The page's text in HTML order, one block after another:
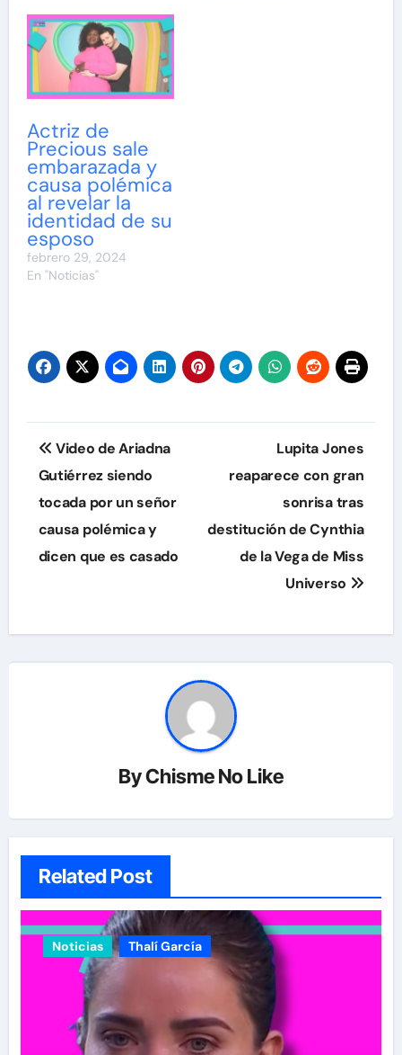
Actriz de
Precious sale
embarazada y
causa polémica
al revelar la
identidad de su
esposo
febrero 29, 2024
En "Noticias"
Navegación
de
entradas
Video de Ariadna
Gutiérrez siendo
tocada por un señor
causa polémica y
dicen que es casado
Lupita Jones
reaparece con gran
sonrisa tras
destitución de Cynthia
de la Vega de Miss
Universo
ByChisme No Like
Related Post
Noticias Thalí García